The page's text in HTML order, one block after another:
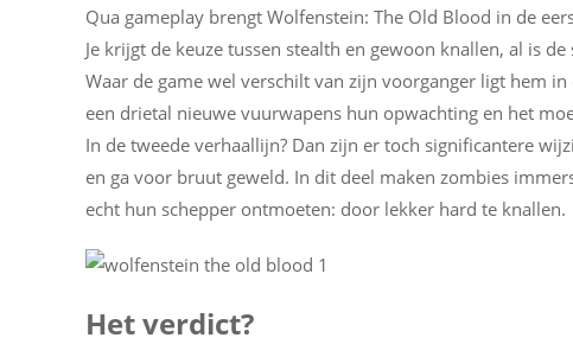
Qua gameplay brengt Wolfenstein: The Old Blood in de
Je krijgt de keuze tussen stealth en gewoon knallen, al is
Waar de game wel verschilt van zijn voorganger ligt hem
een drietal nieuwe vuurwapens hun opwachting en het
In de tweede verhaallijn? Dan zijn er toch significantere
en ga voor bruut geweld. In dit deel maken zombies
echt hun schepper ontmoeten: door lekker hard te knallen.
Het verdict?